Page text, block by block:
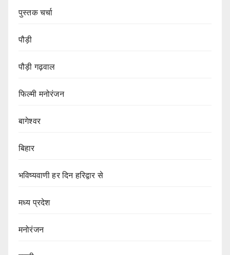
पुस्तक चर्चा
पौड़ी
पौड़ी गढ़वाल
फिल्मी मनोरंजन
बागेश्वर
बिहार
भविष्यवाणी हर दिन हरिद्वार से
मध्य प्रदेश
मनोरंजन